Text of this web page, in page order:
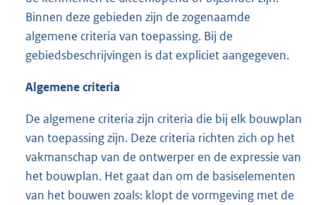
Binnen deze gebieden zijn de zogenaamde
algemene criteria van toepassing. Bij de
gebiedsbeschrijvingen is dat expliciet aangegeven.
Algemene criteria
De algemene criteria zijn criteria die bij elk bouwplan
van toepassing zijn. Deze criteria richten zich op het
vakmanschap van de ontwerper en de expressie van
het bouwplan. Het gaat dan om de basiselementen
van het bouwen zoals: klopt de vormgeving met de